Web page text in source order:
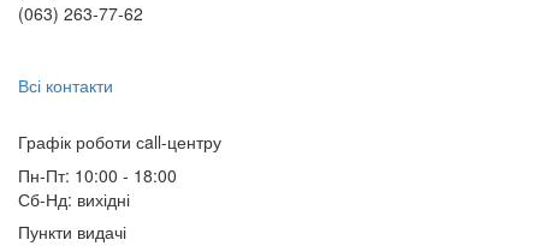
(063) 263-77-62
Всі контакти
Графік роботи сall-центру
Пн-Пт: 10:00 - 18:00
Сб-Нд: вихідні
Пункти видачі